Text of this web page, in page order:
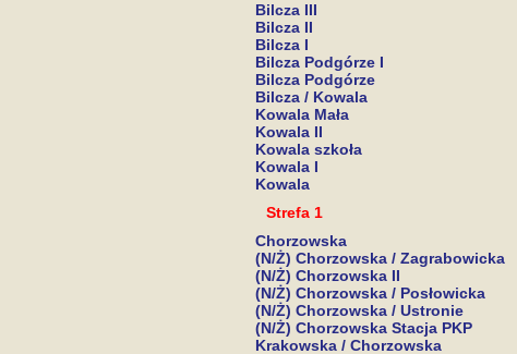
Bilcza III
Bilcza II
Bilcza I
Bilcza Podgórze I
Bilcza Podgórze
Bilcza / Kowala
Kowala Mała
Kowala II
Kowala szkoła
Kowala I
Kowala
Strefa 1
Chorzowska
(N/Ż) Chorzowska / Zagrabowicka
(N/Ż) Chorzowska II
(N/Ż) Chorzowska / Posłowicka
(N/Ż) Chorzowska / Ustronie
(N/Ż) Chorzowska Stacja PKP
Krakowska / Chorzowska